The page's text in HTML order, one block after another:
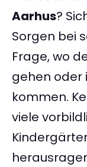
Aarhus?
Sorgen bei
Frage, wo
gehen oder
kommen.
viele